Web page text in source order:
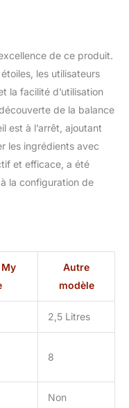
de ce produit.
les utilisateurs
la facilité d’utilisation
de la balance
est à l’arrêt, ajoutant
les ingrédients avec
et efficace, a été
la configuration de
My
Autre
modèle
2,5 Litres
8
Non